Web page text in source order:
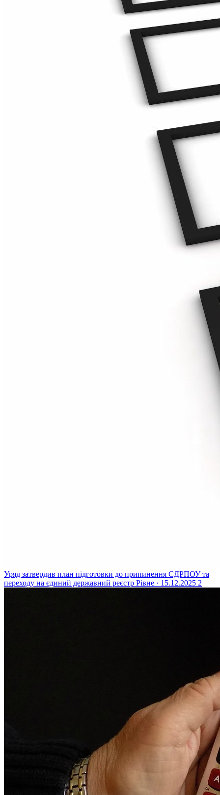
Уряд затвердив план підготовки до припинення ЄДРПОУ та
переходу на єдиний державний реєстр Рівне · 15.12.2025 2